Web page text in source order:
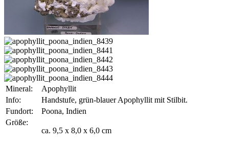
Mineral:
Apophyllit
Info:
Handstufe, grün-blauer Apophyllit mit Stilbit.
Fundort:
Poona, Indien
Größe:
ca. 9,5 x 8,0 x 6,0 cm